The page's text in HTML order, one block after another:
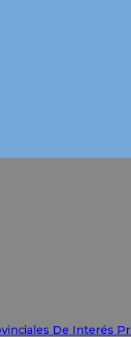
De Interés